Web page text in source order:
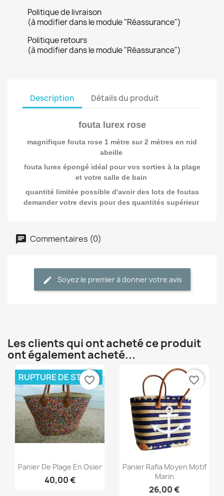
Politique de livraison
(à modifier dans le module "Réassurance")
Politique retours
(à modifier dans le module "Réassurance")
Description Détails du produit
fouta lurex rose
magnifique fouta rose 1 mètre sur 2 mètres en nid
abeille
fouta lurex épongé idéal pour vos sorties à la plage
et votre salle de bain
quantité limitée possible d'avoir des lots de foutas
demander votre devis pour des quantités supérieur
Commentaires (0)
Soyez le premier à donner votre avis
Les clients qui ont acheté ce produit
ont également acheté...
Aperçu rapide
Panier De Plage En Osier
40,00 €
RUPTURE DE STOCK
favorite_border
Aperçu rapide
Panier Rafia Moyen Motif
Marin
26,00 €
favorite_border